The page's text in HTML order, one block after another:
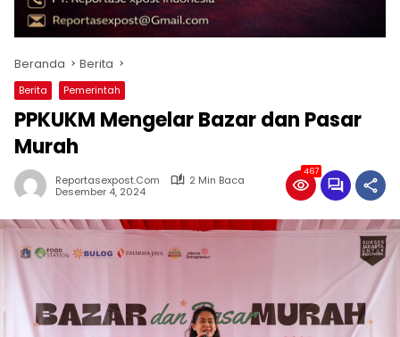
Beranda Berita
Berita Pemerintah
PPKUKM Mengelar Bazar dan Pasar
Murah
Reportasexpost.com
2 Min Baca
Desember 4, 2024
467